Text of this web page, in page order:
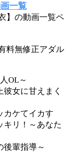
一覧
】の動画一覧ペ
料無修正アダル
OL～
彼女に甘えまく
カケてイカす
キリ！～あなた
後輩指導～